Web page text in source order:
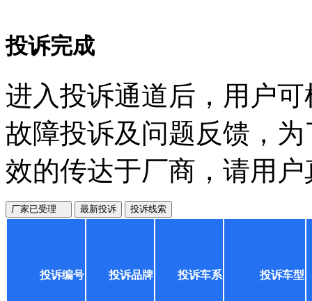
投诉完成
进入投诉通道后，用户
故障投诉及问题反馈，
效的传达于厂商，请用
厂家已受理 最新投诉 投诉线索
投诉编号 投诉品牌 投诉车系 投诉车型